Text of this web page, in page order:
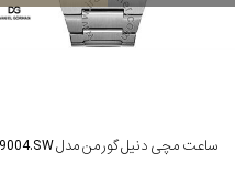
ساعت مچی دنیل گورمن مدل DG9004.SW